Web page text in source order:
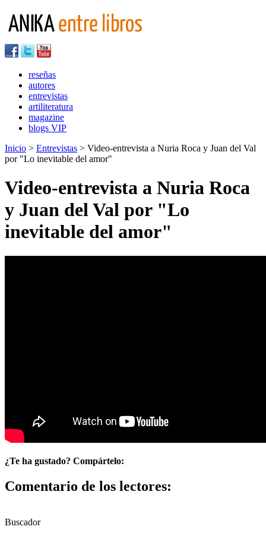
reseñas
autores
entrevistas
artiliteratura
magazine
blogs VIP
Inicio > Entrevistas > Video-entrevista a Nuria Roca y Juan del Val
por "Lo inevitable del amor"
Video-entrevista a Nuria Roca
y Juan del Val por "Lo
inevitable del amor"
¿Te ha gustado? Compártelo:
Comentario de los lectores:
Buscador